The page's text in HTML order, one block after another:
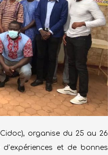
Gourma
partagent
leurs
expériences
organise du 25 au 26
et de bonnes